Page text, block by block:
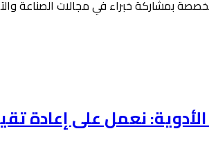
خبراء في مجالات الصناعة
نعمل على إعادة